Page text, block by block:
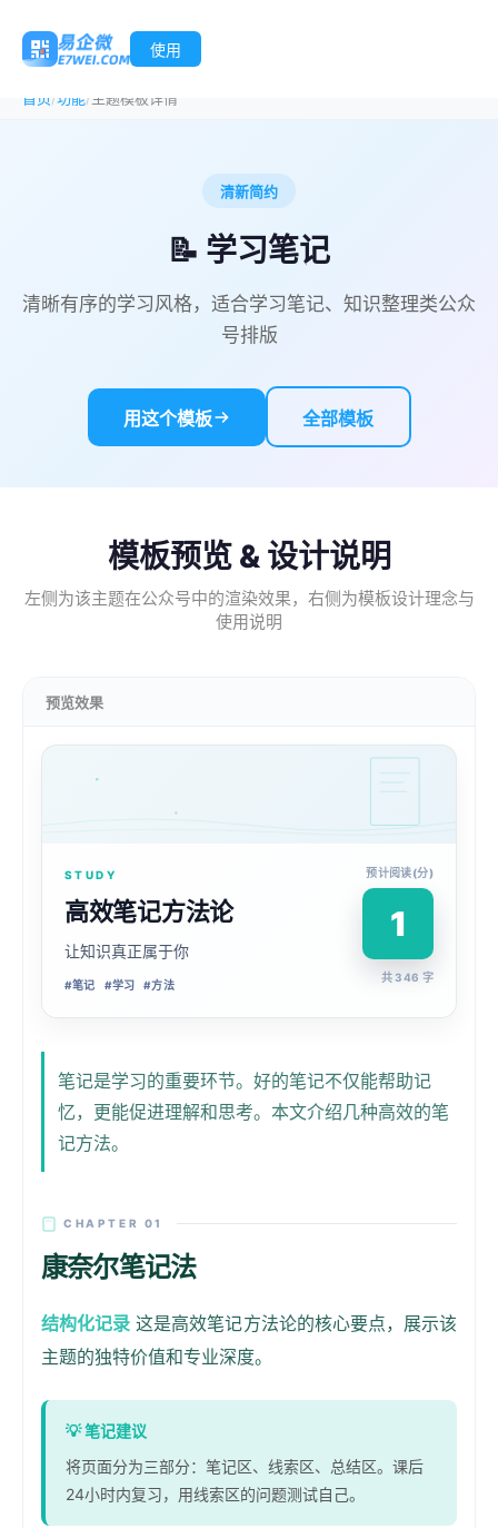
使用
首页/功能/ 主题模板详情
清新简约
📝 学习笔记
清晰有序的学习风格，适合学习笔记、知识整理类公众
号排版
用这个模板 全部模板
模板预览 & 设计说明
左侧为该主题在公众号中的渲染效果，右侧为模板设计理念与
使用说明
预览效果
STUDY
高效笔记方法论
让知识真正属于你
#笔记 #学习 #方法
预计阅读(分)
1
共 346 字
笔记是学习的重要环节。好的笔记不仅能帮助记
忆，更能促进理解和思考。本文介绍几种高效的笔
记方法。
CHAPTER 01
康奈尔笔记法
结构化记录 这是高效笔记方法论的核心要点，展示该
主题的独特价值和专业深度。
💡笔记建议
将页面分为三部分：笔记区、线索区、总结区。课后
24小时内复习，用线索区的问题测试自己。